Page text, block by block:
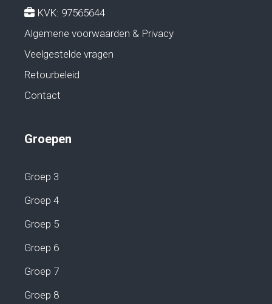
KVK: 97565644
Algemene voorwaarden & Privacy
Veelgestelde vragen
Retourbeleid
Contact
Groepen
Groep 3
Groep 4
Groep 5
Groep 6
Groep 7
Groep 8